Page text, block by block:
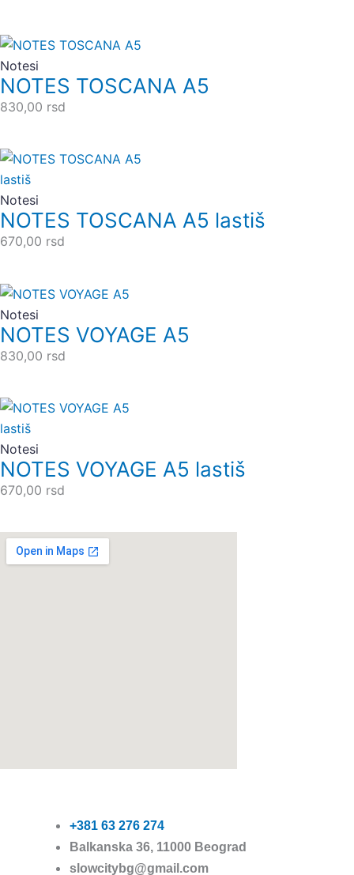
Notesi
NOTES TOSCANA A5
830,00 rsd
Notesi
NOTES TOSCANA A5 lastiš
670,00 rsd
Notesi
NOTES VOYAGE A5
830,00 rsd
Notesi
NOTES VOYAGE A5 lastiš
670,00 rsd
+381 63 276 274​
Balkanska 36, 11000 Beograd​
slowcitybg@gmail.com